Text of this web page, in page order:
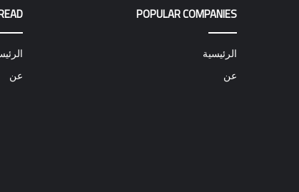
POPULAR COMPANIES
الرئيسية
عن
عن